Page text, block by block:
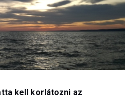
kell korlátozni az